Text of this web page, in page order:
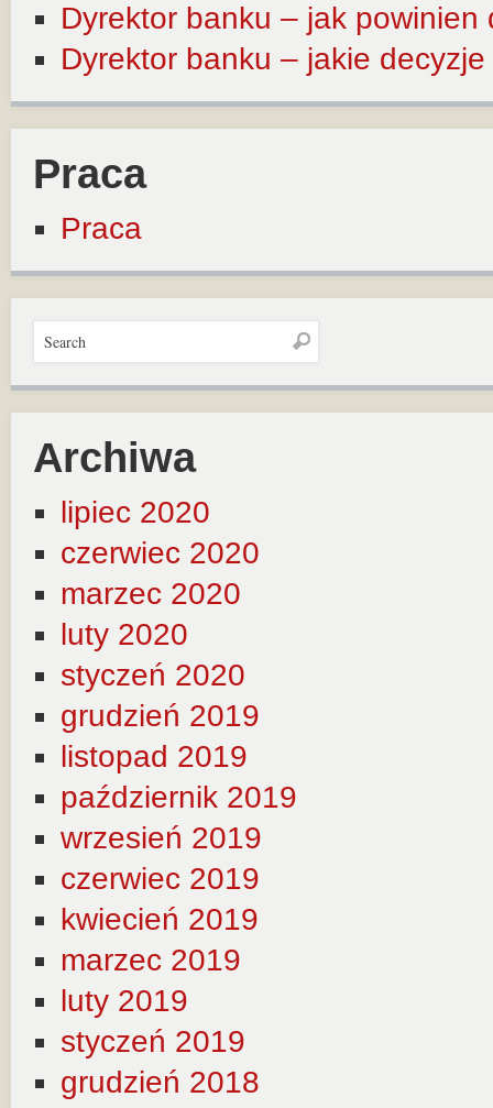
Dyrektor banku – jak
Dyrektor banku – jakie
Praca
Praca
Archiwa
lipiec 2020
czerwiec 2020
marzec 2020
luty 2020
styczeń 2020
grudzień 2019
listopad 2019
październik 2019
wrzesień 2019
czerwiec 2019
kwiecień 2019
marzec 2019
luty 2019
styczeń 2019
grudzień 2018